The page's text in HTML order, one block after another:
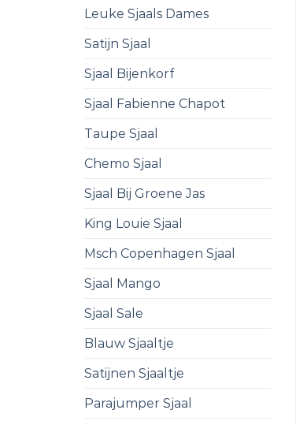
Leuke Sjaals Dames
Satijn Sjaal
Sjaal Bijenkorf
Sjaal Fabienne Chapot
Taupe Sjaal
Chemo Sjaal
Sjaal Bij Groene Jas
King Louie Sjaal
Msch Copenhagen Sjaal
Sjaal Mango
Sjaal Sale
Blauw Sjaaltje
Satijnen Sjaaltje
Parajumper Sjaal